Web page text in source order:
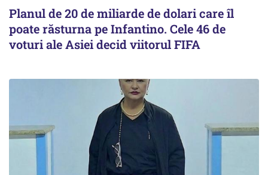
Planul de 20 de miliarde de dolari care îl
poate răsturna pe Infantino. Cele 46 de
voturi ale Asiei decid viitorul FIFA